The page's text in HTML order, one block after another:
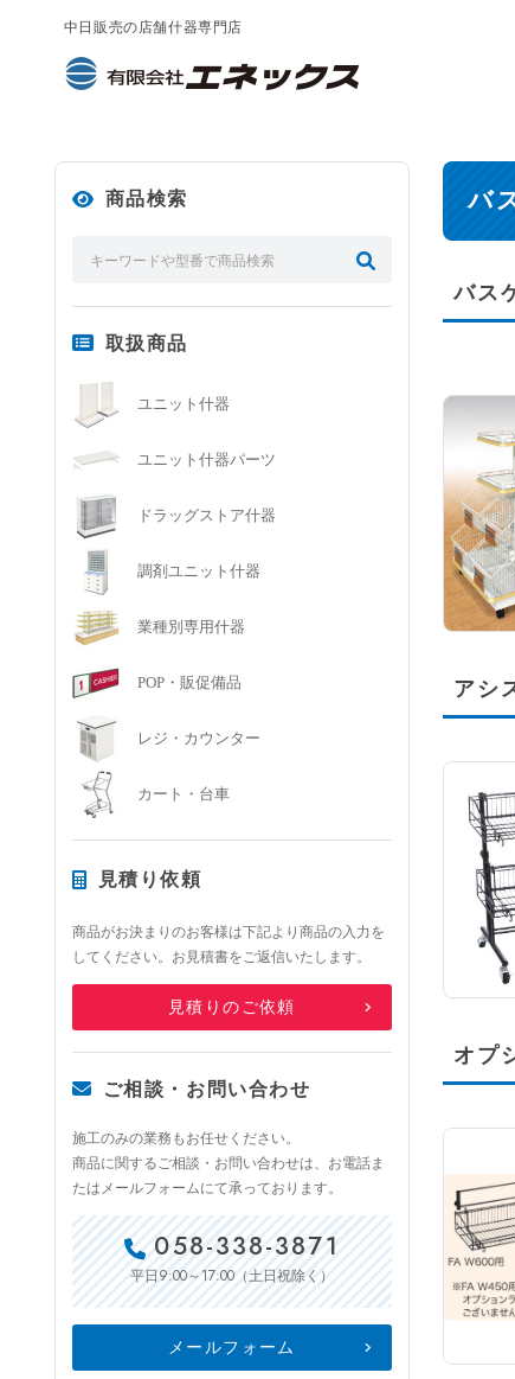
中日販売の店舗什器専門店
商品検索
取扱商品
ユニット什器
ユニット什器パーツ
ドラッグストア什器
調剤ユニット什器
業種別専用什器
POP・販促備品
レジ・カウンター
カート・台車
見積り依頼
商品がお決まりのお客様は下記より商品の入力を
してください。お見積書をご返信いたします。
見積りのご依頼
ご相談・お問い合わせ
施工のみの業務もお任せください。
商品に関するご相談・お問い合わせは、お電話ま
たはメールフォームにて承っております。
058-338-3871
平日9:00～17:00（土日祝除く）
メールフォーム
バ
バス
アシ
オプ